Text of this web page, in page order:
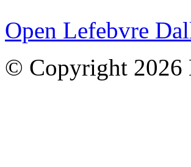
Open Lefebvre
© Copyright 2026